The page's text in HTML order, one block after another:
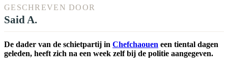
GESCHREVEN DOOR
Said A.
De dader van de schietpartij in Chefchaouen een tiental dagen
geleden, heeft zich na een week zelf bij de politie aangegeven.